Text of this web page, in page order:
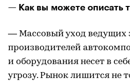
— Как вы можете описать
— Массовый уход ведущих
производителей
и оборудования несет в
угрозу. Рынок лишится не